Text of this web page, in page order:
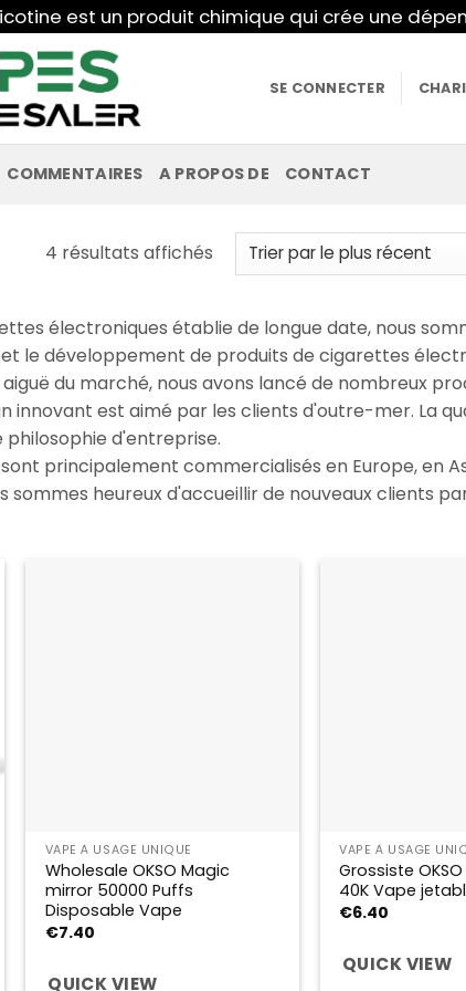
est un produit chimique qui crée une
SE CONNECTER
COMMENTAIRES A PROPOS DE CONTACT
4 résultats affichésTrié
récent
au
plus
ancien
électroniques établie de longue date, nous
le développement de produits de cigarettes
du marché, nous avons lancé de nombreux
innovant est aimé par les clients d'outre-mer. La
d'entreprise.
principalement commercialisés en Europe, en
sommes heureux d'accueillir de nouveaux clients
VAPE À USAGE UNIQUE
Wholesale OKSO Magic
mirror 50000 Puffs
Disposable Vape
€7.40
QUICK VIEW
VAPE À USAGE
Grossiste
40K Vape
€6.40
QUICK VIEW